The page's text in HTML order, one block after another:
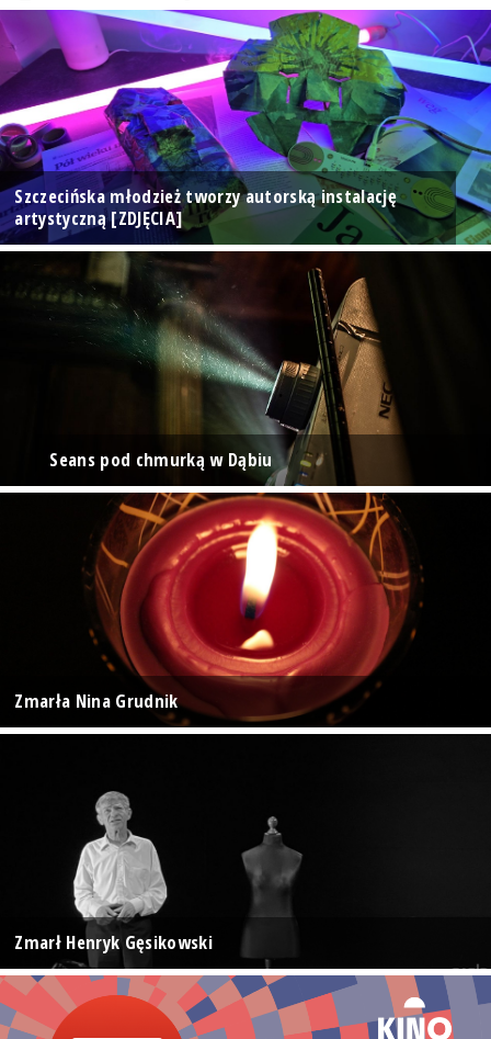
Szczecińska młodzież tworzy autorską instalację
artystyczną [ZDJĘCIA]
Seans pod chmurką w Dąbiu
Zmarła Nina Grudnik
Zmarł Henryk Gęsikowski